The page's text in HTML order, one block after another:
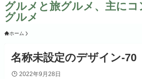
グルメと旅グルメ、主にコ
グルメ
ホーム
名称未設定のデザイン-70
2022年9月28日